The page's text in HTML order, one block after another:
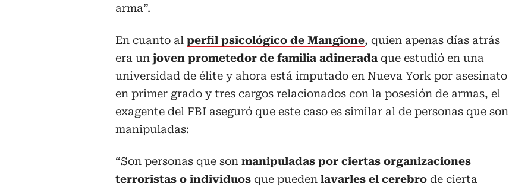
arma”.
En cuanto al perfil psicológico de Mangione, quien apenas días atrás
era un joven prometedor de familia adinerada que estudió en una
universidad de élite y ahora está imputado en Nueva York por asesinato
en primer grado y tres cargos relacionados con la posesión de armas, el
exagente del FBI aseguró que este caso es similar al de personas que son
manipuladas:
“Son personas que son manipuladas por ciertas organizaciones
terroristas o individuos que pueden lavarles el cerebro de cierta